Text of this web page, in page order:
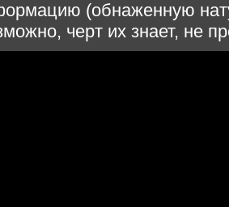
(обнаженную
черт их знает, не